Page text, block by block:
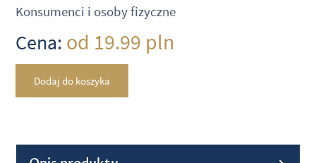
Konsumenci i osoby fizyczne
Cena: od 19.99 pln
Dodaj do koszyka